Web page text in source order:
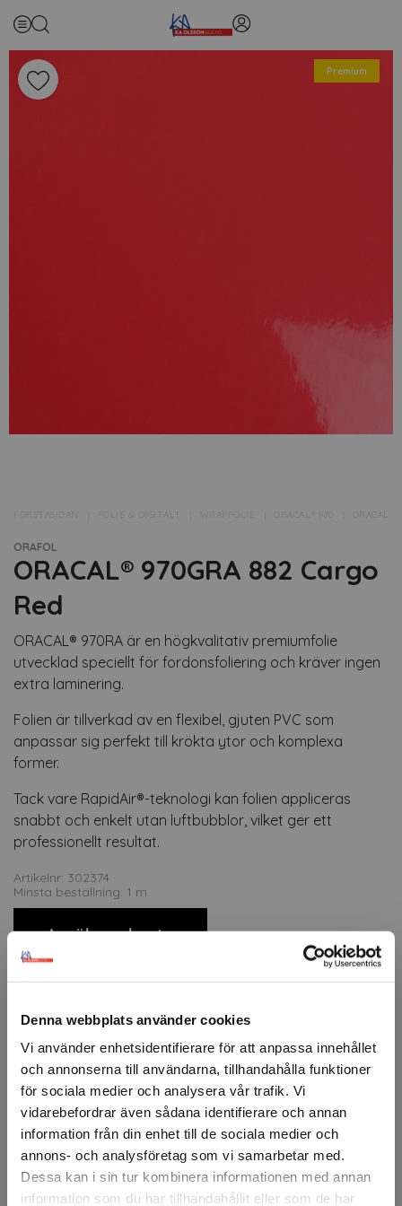
Denna webbplats använder cookies
Vi använder enhetsidentifierare för att anpassa innehållet
och annonserna till användarna, tillhandahålla funktioner
för sociala medier och analysera vår trafik. Vi
vidarebefordrar även sådana identifierare och annan
information från din enhet till de sociala medier och
annons- och analysföretag som vi samarbetar med.
Dessa kan i sin tur kombinera informationen med annan
information som du har tillhandahållit eller som de har
Premium
FÖRSTASIDAN FOLIE & DIGITALT ORACAL®
ORAFOL
ORACAL® 970GRA 882 Cargo
Red
ORACAL® 970RA är en högkvalitativ premiumfolie
utvecklad speciellt för fordonsfoliering och kräver ingen
extra laminering.
Folien är tillverkad av en flexibel, gjuten PVC som
anpassar sig perfekt till krökta ytor och komplexa
former.
Tack vare RapidAir®-teknologi kan folien appliceras
snabbt och enkelt utan luftbubblor, vilket ger ett
professionellt resultat.
Artikelnr: 302374
Minsta beställning: 1 m
Ansök om konto
Beskrivning
ORACAL® 970RA är en högkvalitativ premiumfolie
utvecklad speciellt för fordonsfoliering och kräver ingen
extra laminering. Folien är tillverkad av en flexibel, gjuten
PVC som anpassar sig perfekt till krökta ytor och
komplexa former. Tack vare RapidAir®-teknologi kan
ger ett professionellt resultat.
Finns i ett brett utbud av färger och ytor, inklusive både